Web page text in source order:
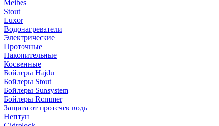
Meibes
Stout
Luxor
Водонагреватели
Электрические
Проточные
Накопительные
Косвенные
Бойлеры Hajdu
Бойлеры Stout
Бойлеры Sunsystem
Бойлеры Rommer
Защита от протечек воды
Нептун